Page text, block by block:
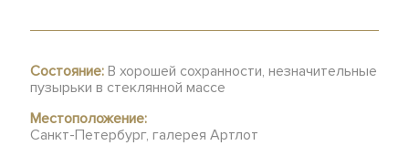
Состояние: В хорошей сохранности, незначительные
пузырьки в стеклянной массе
Местоположение:
Санкт-Петербург, галерея Артлот